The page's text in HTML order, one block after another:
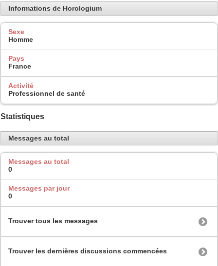
Informations de Horologium
Sexe
Homme
Pays
France
Activité
Professionnel de santé
Statistiques
Messages au total
Messages au total
0
Messages par jour
0
Trouver tous les messages
Trouver les dernières discussions commencées